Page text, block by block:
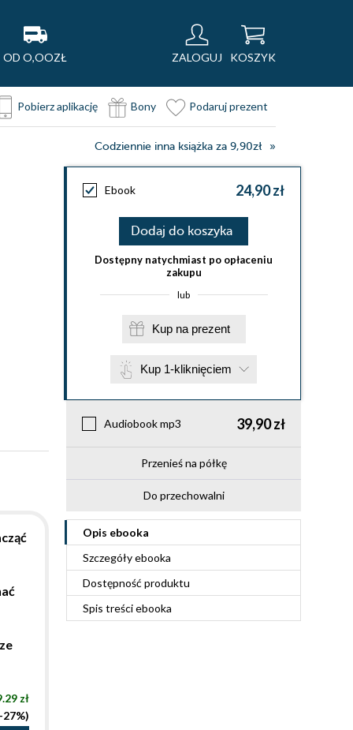
OD O,OOZŁ ZALOGUJ KOSZYK
Pobierz aplikację Bony Podaruj prezent
Codziennie inna książka za 9,90zł
Ebook 24,90 zł
Dodaj do koszyka
Dostępny natychmiast po opłaceniu
zakupu
lub
Kup na prezent
Kup 1-kliknięciem
Audiobook mp3 39,90 zł
Przenieś na półkę
Do przechowalni
Opis ebooka
Szczegółyebooka
Dostępność produktu
Spis treściebooka
zł
27%)